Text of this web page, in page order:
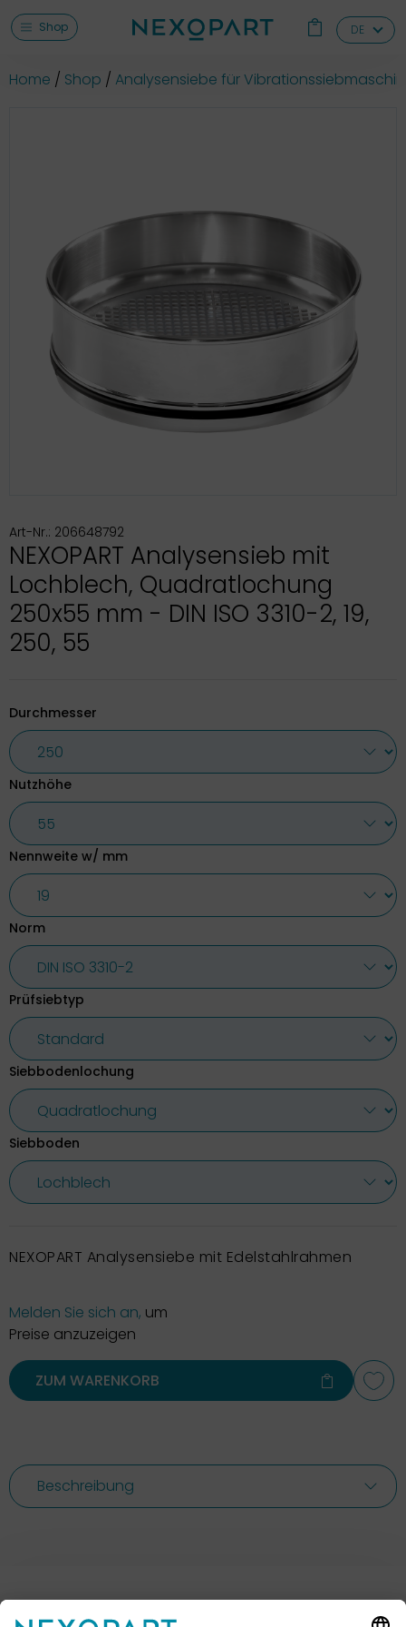
Shop DE
Home Shop Analysensiebe für
Art-Nr.: 206648792
NEXOPART Analysensieb mit
Lochblech, Quadratlochung
250x55 mm - DIN ISO 3310-2, 19,
250, 55
Durchmesser
Nutzhöhe
Nennweite w/ mm
Norm
Prüfsiebtyp
Siebbodenlochung
Siebboden
NEXOPART Analysensiebe mit Edelstahlrahmen
Melden Sie sich an, um
Preise anzuzeigen
ZUM WARENKORB
Beschreibung